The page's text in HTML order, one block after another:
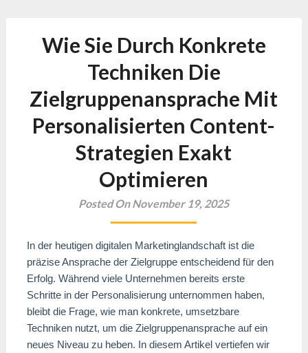
Wie Sie Durch Konkrete
Techniken Die
Zielgruppenansprache Mit
Personalisierten Content-
Strategien Exakt
Optimieren
Posted On November 19, 2025
In der heutigen digitalen Marketinglandschaft ist die
präzise Ansprache der Zielgruppe entscheidend für den
Erfolg. Während viele Unternehmen bereits erste
Schritte in der Personalisierung unternommen haben,
bleibt die Frage, wie man konkrete, umsetzbare
Techniken nutzt, um die Zielgruppenansprache auf ein
neues Niveau zu heben. In diesem Artikel vertiefen wir